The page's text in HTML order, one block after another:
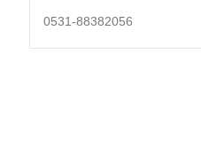
0531-88382056